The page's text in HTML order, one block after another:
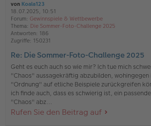
von Koala123
18.07.2025, 10:51
Forum: Gewinnspiele & Wettbewerbe
Thema: Die Sommer-Foto-Challenge 2025
Antworten: 186
Zugriffe: 150231
Re: Die Sommer-Foto-Challenge 2025
Geht es euch auch so wie mir? Ich tue mich
"Chaos" aussagekräftig abzubilden,
"Ordnung" auf etliche Beispiele zurückgreifen
ich finde auch, dass es schwierig ist, ein
"Chaos" abz...
Rufen Sie den Beitrag auf